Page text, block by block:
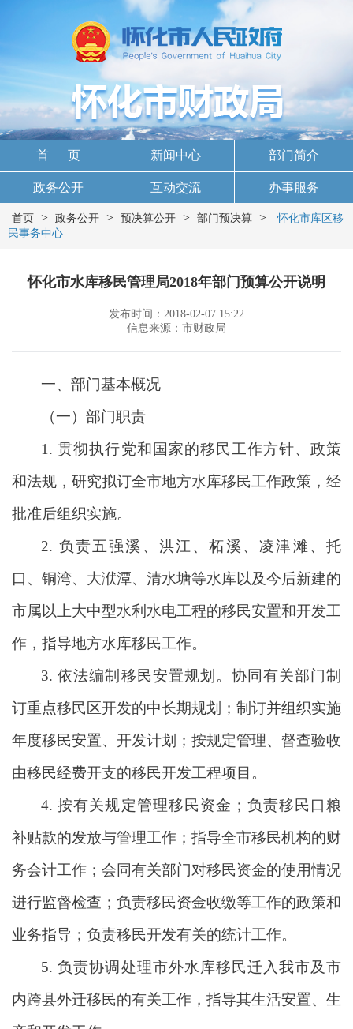
首 页 新闻中心 部门简介
政务公开 互动交流 办事服务
首页 > 政务公开 > 预决算公开 > 部门预决算 >
怀化市库区移
民事务中心
怀化市水库移民管理局2018年部门预算公开说明
发布时间：2018-02-07 15:22
信息来源：市财政局
一、部门基本概况
（一）部门职责
1. 贯彻执行党和国家的移民工作方针、政策
和法规，研究拟订全市地方水库移民工作政策，经
批准后组织实施。
2. 负责五强溪、洪江、柘溪、凌津滩、托
口、铜湾、大洑潭、清水塘等水库以及今后新建的
市属以上大中型水利水电工程的移民安置和开发工
作，指导地方水库移民工作。
3. 依法编制移民安置规划。协同有关部门制
订重点移民区开发的中长期规划；制订并组织实施
年度移民安置、开发计划；按规定管理、督查验收
由移民经费开支的移民开发工程项目。
4. 按有关规定管理移民资金；负责移民口粮
补贴款的发放与管理工作；指导全市移民机构的财
务会计工作；会同有关部门对移民资金的使用情况
进行监督检查；负责移民资金收缴等工作的政策和
业务指导；负责移民开发有关的统计工作。
5. 负责协调处理市外水库移民迁入我市及市
内跨县外迁移民的有关工作，指导其生活安置、生